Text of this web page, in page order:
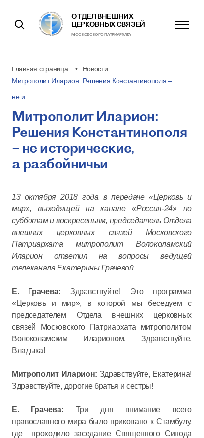
ОТДЕЛ ВНЕШНИХ
ЦЕРКОВНЫХ СВЯЗЕЙ
МОСКОВСКОГО ПАТРИАРХАТА
Главная страница
Новости
Митрополит Иларион: Решения Константинополя –
не и…
Митрополит Иларион:
Решения Константинополя
– не исторические,
а разбойничьи
13 октября 2018 года в передаче «Церковь и
мир», выходящей на канале «Россия-24» по
субботам и воскресеньям, председатель Отдела
внешних церковных связей Московского
Патриархата митрополит Волоколамский
Иларион ответил на вопросы ведущей
телеканала Екатерины Грачевой.
Е. Грачева: Здравствуйте! Это программа
«Церковь и мир», в которой мы беседуем с
председателем Отдела внешних церковных
связей Московского Патриархата митрополитом
Волоколамским Иларионом. Здравствуйте,
Владыка!
Митрополит Иларион: Здравствуйте, Екатерина!
Здравствуйте, дорогие братья и сестры!
Е. Грачева: Три дня внимание всего
православного мира было приковано к Стамбулу,
где проходило заседание Священного Синода